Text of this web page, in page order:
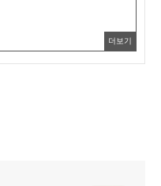
더보기